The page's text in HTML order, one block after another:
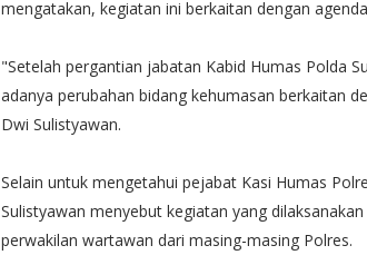
mengatakan, kegiatan ini berkaitan dengan
"Setelah pergantian jabatan Kabid Humas Polda
adanya perubahan bidang kehumasan berkaitan
Dwi Sulistyawan.
Selain untuk mengetahui pejabat Kasi Humas
Sulistyawan menyebut kegiatan yang
perwakilan wartawan dari masing-masing Polres.